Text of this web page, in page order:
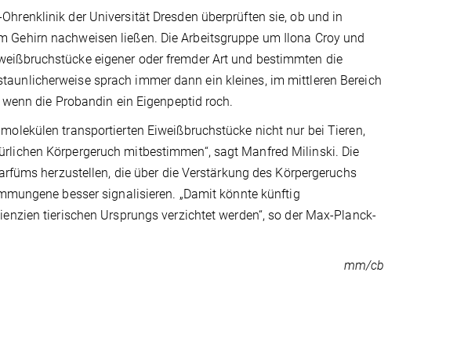
der Universität Dresden überprüften sie, ob und in
Gehirn nachweisen ließen. Die Arbeitsgruppe um Ilona Croy und
eigener oder fremder Art und bestimmten die
sprach immer dann ein kleines, im mittleren Bereich
die Probandin ein Eigenpeptid roch.
transportierten Eiweißbruchstücke nicht nur bei Tieren,
Körpergeruch mitbestimmen“, sagt Manfred Milinski. Die
herzustellen, die über die Verstärkung des Körpergeruchs
besser signalisieren. „Damit könnte künftig
tierischen Ursprungs verzichtet werden“, so der Max-Planck-
mm/cb